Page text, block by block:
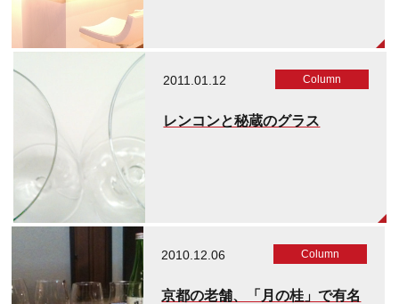
2011.01.12 Column
レンコンと秘蔵のグラス
2010.12.06 Column
京都の老舗、「月の桂」で有名